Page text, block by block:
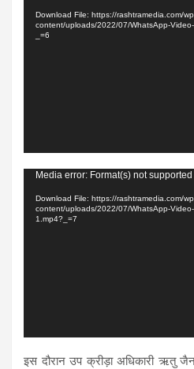
Player
Download File: https://rashtramedia.com/
content/uploads/2022/07/WhatsApp-
_=6
Video
Player
Media error: Format(s) not
Download File: https://rashtramedia.com/
content/uploads/2022/07/WhatsApp-
1.mp4?_=7
इस दौरान उप क्रीड़ा अधिकारी ऋतु जैन